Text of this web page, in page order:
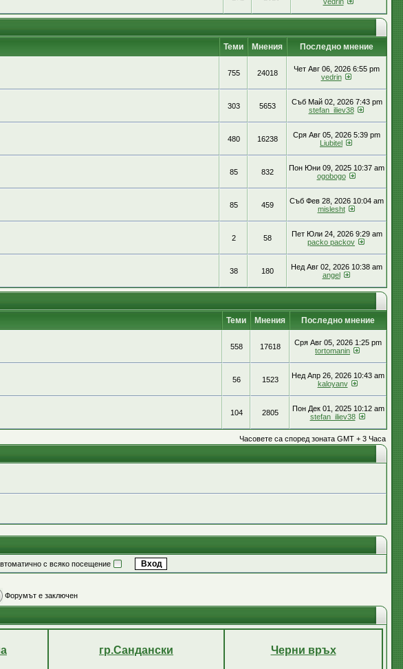
Теми Мнения Последно мнение
755 24018
Чет Авг 06, 2026 6:55 pm
vedrin
303 5653
Съб Май 02, 2026 7:43 pm
stefan_iliev38
480 16238
Сря Авг 05, 2026 5:39 pm
Liubitel
85 832
Пон Юни 09, 2025 10:37 am
ogobogo
85 459
Съб Фев 28, 2026 10:04 am
mislesht
2 58
Пет Юли 24, 2026 9:29 am
packo packov
38 180
Нед Авг 02, 2026 10:38 am
аngel
Теми Мнения Последно мнение
558 17618
Сря Авг 05, 2026 1:25 pm
tortomanin
56 1523
Нед Апр 26, 2026 10:43 am
kaloyanv
104 2805
Пон Дек 01, 2025 10:12 am
stefan_iliev38
Часовете са според зоната GMT + 3 Часа
с всяко посещение
Форумът е заключен
гр.Сандански Черни връх